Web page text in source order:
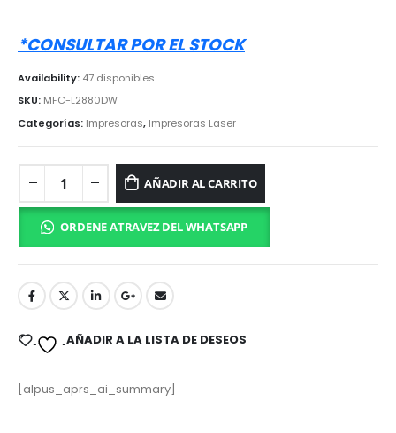
*CONSULTAR POR EL STOCK
Availability: 47 disponibles
SKU: MFC-L2880DW
Categorías: Impresoras, Impresoras Laser
AÑADIR AL CARRITO
ORDENE ATRAVEZ DEL WHATSAPP
AÑADIR A LA LISTA DE DESEOS
[alpus_aprs_ai_summary]